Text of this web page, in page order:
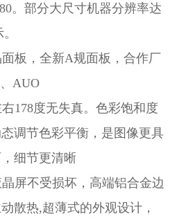
。部分大尺寸机器分辨率达
板，全新A规面板，合作厂
AUO
178度无失真。色彩饱和度
调节色彩平衡，是图像更具
细节更清晰
屏不受损坏，高端铝合金边
散热,超薄式的外观设计，